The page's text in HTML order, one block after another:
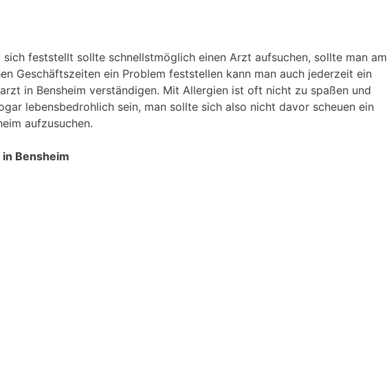
feststellt sollte schnellstmöglich einen Arzt aufsuchen, sollte man am
Geschäftszeiten ein Problem feststellen kann man auch jederzeit ein
in Bensheim verständigen. Mit Allergien ist oft nicht zu spaßen und
lebensbedrohlich sein, man sollte sich also nicht davor scheuen ein
aufzusuchen.
Bensheim